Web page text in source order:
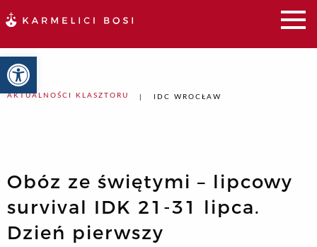
Otwórz pasek narzędzi
AKTUALNOŚCI KLASZTORU IDC WROCŁAW
Obóz ze świętymi – lipcowy
survival IDK 21-31 lipca.
Dzień pierwszy